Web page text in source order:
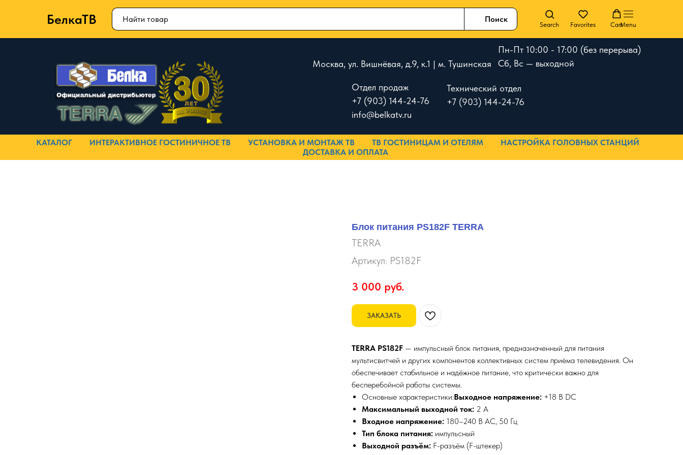
БелкаТВ Поиск
Search Favorites CartMenu
Москва, ул. Вишнёвая, д.9, к.1 | м. Тушинская
Отдел продаж
+7 (903) 144-24-76
info@belkatv.ru
Пн-Пт 10:00 - 17:00 (без перерыва)
Сб, Вс — выходной
Технический отдел
+7 (903) 144-24-76
КАТАЛОГ ИНТЕРАКТИВНОЕ ГОСТИНИЧНОЕ ТВ УСТАНОВКА И МОНТАЖ ТВ ТВ ГОСТИНИЦАМ И ОТЕЛЯМ
НАСТРОЙКА ГОЛОВНЫХ СТАНЦИЙ
ДОСТАВКА И ОПЛАТА
Блок питания PS182F TERRA
TERRA
Артикул: PS182F
3 000 руб.
ЗАКАЗАТЬ
TERRA PS182F — импульсный блок питания, предназначенный для питания
мультисвитчей и других компонентов коллективных систем приёма телевидения. Он
обеспечивает стабильное и надёжное питание, что критически важно для
бесперебойной работы системы.
Основные характеристики:Выходное напряжение: +18 В DC
Максимальный выходной ток: 2 А
Входное напряжение: 180–240 В AC, 50 Гц
Тип блока питания: импульсный
Выходной разъём: F-разъём (F-штекер)